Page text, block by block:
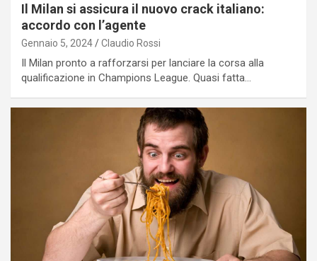
Il Milan si assicura il nuovo crack italiano:
accordo con l’agente
Gennaio 5, 2024 Claudio Rossi
Il Milan pronto a rafforzarsi per lanciare la corsa alla
qualificazione in Champions League. Quasi fatta…